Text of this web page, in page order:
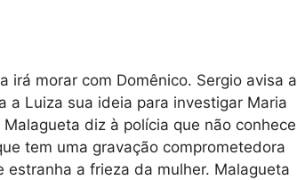
irá morar com Domênico. Sergio avisa a
a Luiza sua ideia para investigar Maria
diz à polícia que não conhece
tem uma gravação comprometedora
a frieza da mulher. Malagueta